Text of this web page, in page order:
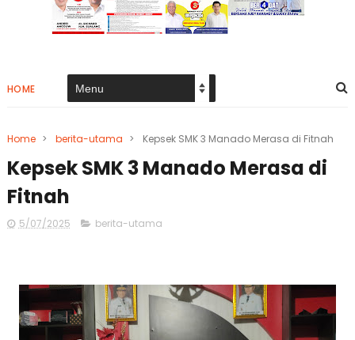
HOME
Home > berita-utama > Kepsek SMK 3 Manado Merasa di Fitnah
Kepsek SMK 3 Manado Merasa di
Fitnah
5/07/2025 berita-utama